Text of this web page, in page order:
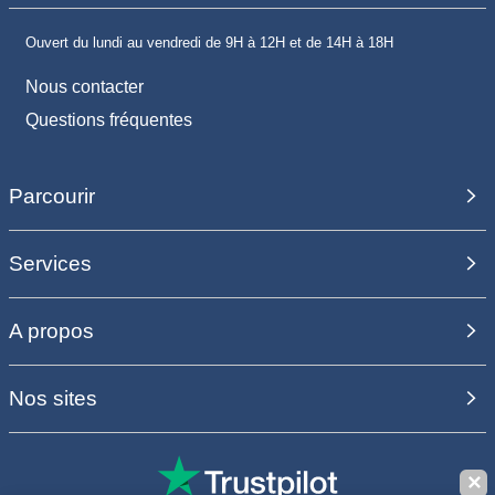
Ouvert du lundi au vendredi de 9H à 12H et de 14H à 18H
Nous contacter
Questions fréquentes
Parcourir
Services
A propos
Nos sites
✕